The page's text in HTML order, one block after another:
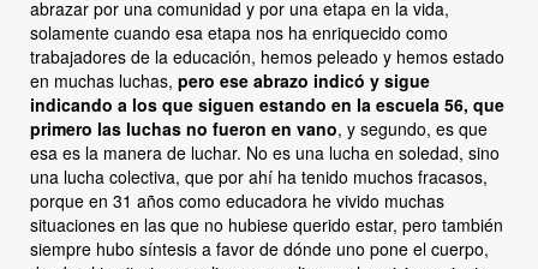
abrazar por una comunidad y por una etapa en la vida,
solamente cuando esa etapa nos ha enriquecido como
trabajadores de la educación, hemos peleado y hemos estado
en muchas luchas, pero ese abrazo indicó y sigue
indicando a los que siguen estando en la escuela 56, que
primero las luchas no fueron en vano, y segundo, es que
esa es la manera de luchar. No es una lucha en soledad, sino
una lucha colectiva, que por ahí ha tenido muchos fracasos,
porque en 31 años como educadora he vivido muchas
situaciones en las que no hubiese querido estar, pero también
siempre hubo síntesis a favor de dónde uno pone el cuerpo,